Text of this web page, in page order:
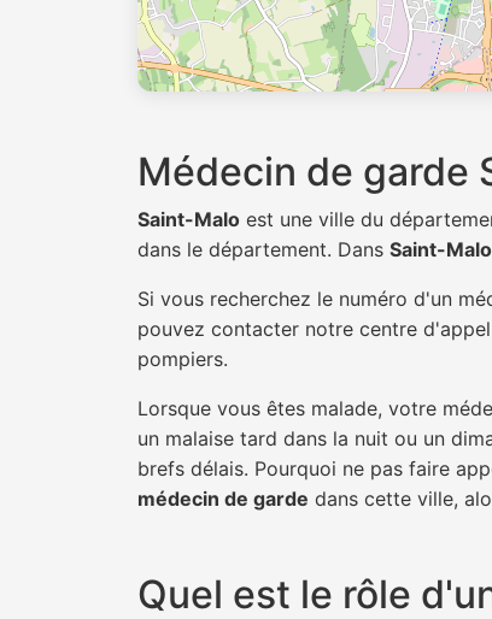
Médecin de garde
Saint-Malo est une ville du
dans le département. Dans Saint-Malo
Si vous recherchez le numéro d'un
pouvez contacter notre centre
pompiers.
Lorsque vous êtes malade, votre
un malaise tard dans la nuit ou un
brefs délais. Pourquoi ne pas faire
médecin de garde dans cette ville,
Quel est le rôle